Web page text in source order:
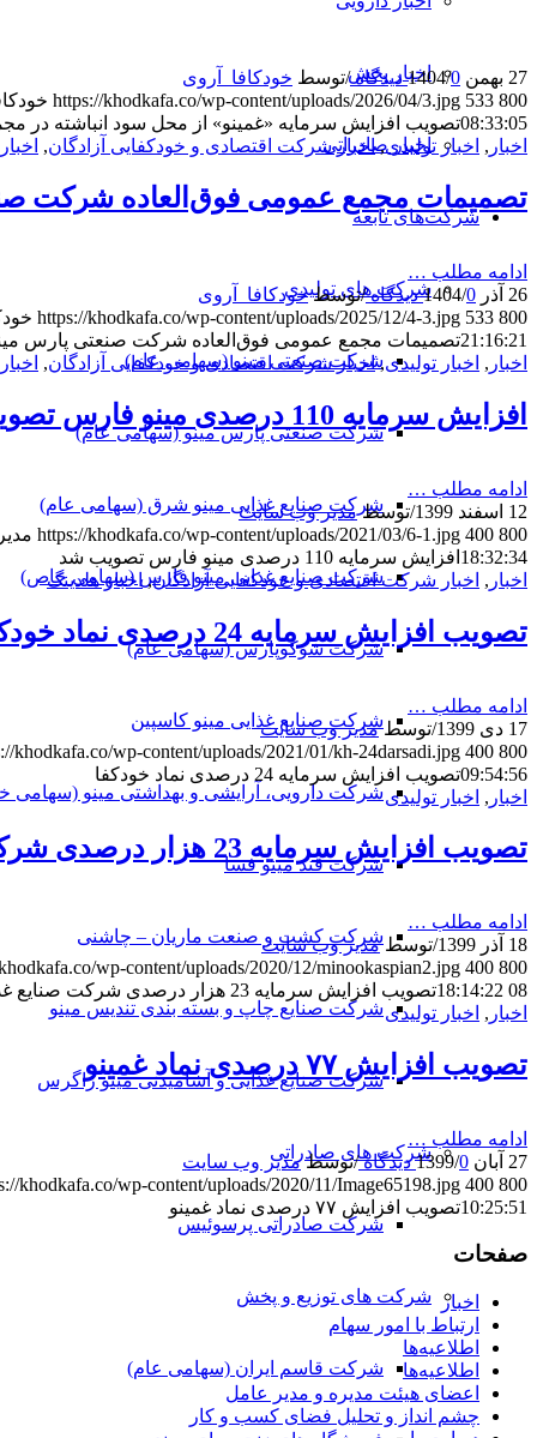
اخبار پخش
اخبار صادراتی
شرکت‌های تابعه
شرکت های تولیدی
شرکت صنعتی مینو (سهامی عام)
شرکت صنعتی پارس مینو (سهامی عام)
شرکت صنایع غذایی مینو شرق (سهامی عام)
شرکت صنایع غذایی مینو فارس (سهامی خاص)
شرکت شوکوپارس (سهامی عام)
شرکت صنایع غذایی مینو کاسپین
شرکت دارویی، آرایشی و بهداشتی مینو (سهامی
شرکت قند مینو فسا
شرکت کشت و صنعت ماریان – چاشنی
شرکت صنایع چاپ و بسته بندی تندیس مینو
شرکت صنایع غذایی و آشامیدنی مینو زاگرس
شرکت های صادراتی
شرکت صادراتی پرسوئیس
شرکت های توزیع و پخش
شرکت قاسم ایران (سهامی عام)
27 بهمن 1404 /0 دیدگاه /توسط خودکافا_آر‌وی
https://khodkafa.co/wp-content/uploads/2026/04/3.jpg 533 800
08:33:05تصویب افزایش سرمایه «غمینو» از محل سود انباشته در
اخبار , اخبار تولیدی,اخبار شرکت اقتصادی و خودکفایی آزادگان,
تصمیمات مجمع عمومی فوق‌العاده شرکت
ادامه مطلب …
26 آذر 1404
/0 دیدگاه /توسطخودکافا_آر‌وی
https://khodkafa.co/wp-content/uploads/2025/12/4-3.jpg 533 800
21:16:21تصمیمات مجمع عمومی فوق‌العاده شرکت صنعتی پارس
اخبار , اخبار تولیدی,اخبار شرکت اقتصادی و خودکفایی آزادگان,
افزایش سرمایه 110 درصدی مینو فارس تصویب شد
ادامه مطلب …
12 اسفند 1399
/توسطمدیر وب سایت
https://khodkafa.co/wp-content/uploads/2021/03/6-1.jpg 400 800
18:32:34 افزایش سرمایه 110 درصدی مینو فارس تصویب شد
اخبار , اخبار شرکت اقتصادی و خودکفایی آزادگان,اخبار هلدینگ
تصویب افزایش سرمایه 24 درصدی نماد خودکفا
ادامه مطلب …
17 دی 1399
/توسطمدیر وب سایت
khodkafa.co/wp-content/uploads/2021/01/kh-24darsadi.jpg 400 800
09:54:56تصویب افزایش سرمایه 24 درصدی نماد خودکفا
اخبار , اخبار تولیدی
تصویب افزایش سرمایه 23 هزار درصدی شرکت صنایع غذایی مینو کاسپین (سهامی خاص)
ادامه مطلب …
18 آذر 1399
/توسطمدیر وب سایت
wp-content/uploads/2020/12/minookaspian2.jpg 400 800
08 18:14:22
تصویب افزایش سرمایه 23 هزار درصدی شرکت صنایع غذایی مینو کاسپین (سهامی خاص)
اخبار , اخبار تولیدی
تصویب افزایش ۷۷ درصدی نماد غمینو
ادامه مطلب …
27 آبان 1399
/0 دیدگاه /توسطمدیر وب سایت
khodkafa.co/wp-content/uploads/2020/11/Image65198.jpg 400 800
10:25:51تصویب افزایش ۷۷ درصدی نماد غمینو
صفحات
اخبار
ارتباط با امور سهام
اطلاعیه‌ها
اطلاعیه‌ها
اعضای هیئت مدیره و مدیر عامل
چشم انداز و تحلیل فضای کسب و کار